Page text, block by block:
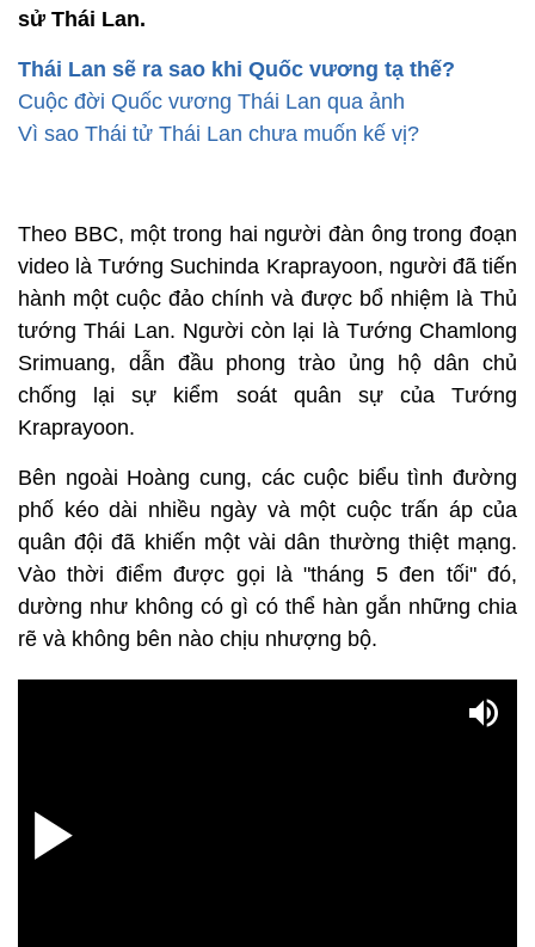
sử Thái Lan.
Thái Lan sẽ ra sao khi Quốc vương tạ thế?
Cuộc đời Quốc vương Thái Lan qua ảnh
Vì sao Thái tử Thái Lan chưa muốn kế vị?
Theo BBC, một trong hai người đàn ông trong đoạn
video là Tướng Suchinda Kraprayoon, người đã tiến
hành một cuộc đảo chính và được bổ nhiệm là Thủ
tướng Thái Lan. Người còn lại là Tướng Chamlong
Srimuang, dẫn đầu phong trào ủng hộ dân chủ
chống lại sự kiểm soát quân sự của Tướng
Kraprayoon.
Bên ngoài Hoàng cung, các cuộc biểu tình đường
phố kéo dài nhiều ngày và một cuộc trấn áp của
quân đội đã khiến một vài dân thường thiệt mạng.
Vào thời điểm được gọi là "tháng 5 đen tối" đó,
dường như không có gì có thể hàn gắn những chia
rẽ và không bên nào chịu nhượng bộ.